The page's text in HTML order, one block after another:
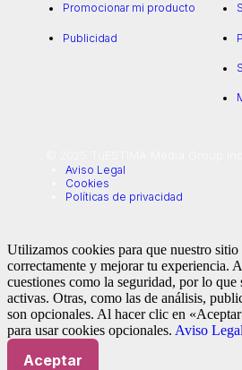
Promocionar mi producto
Publicidad
Aviso Legal
Cookies
Políticas de privacidad
Utilizamos cookies para que nuestro
correctamente y mejorar tu experiencia.
cuestiones como la seguridad, por lo que
activas. Otras, como las de análisis,
son opcionales. Al hacer clic en
para usar cookies opcionales. Aviso Legal
Aceptar